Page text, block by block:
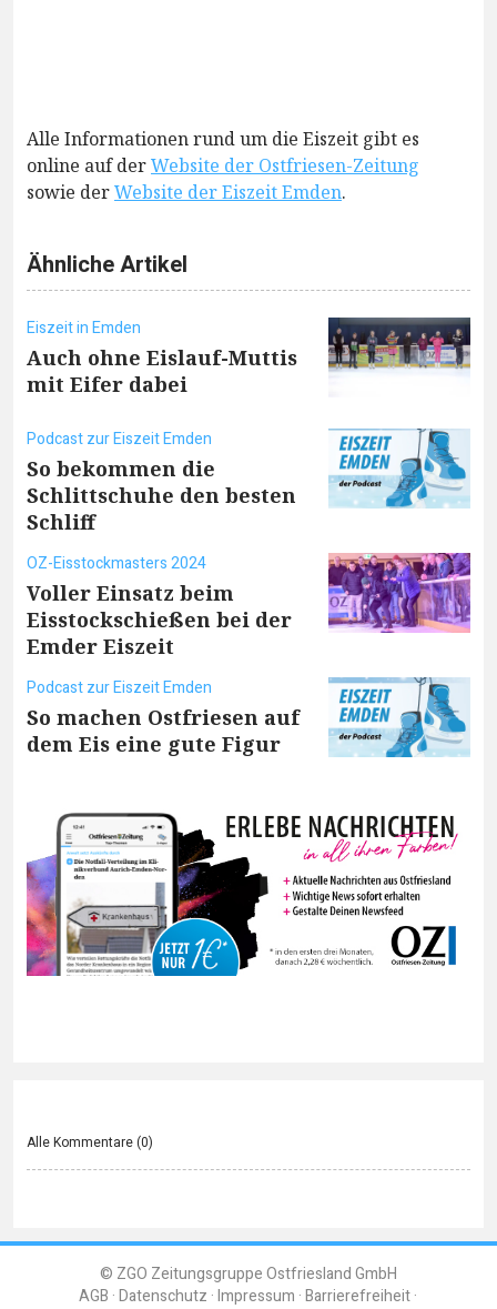
Alle Informationen rund um die Eiszeit gibt es
online auf derWebsite der Ostfriesen-Zeitung
sowie derWebsite der Eiszeit Emden.
Ähnliche Artikel
Eiszeit in Emden
Auch ohne Eislauf-Muttis
mit Eifer dabei
Podcast zur Eiszeit Emden
So bekommen die
Schlittschuhe den besten
Schliff
OZ-Eisstockmasters 2024
Voller Einsatz beim
Eisstockschießen bei der
Emder Eiszeit
Podcast zur Eiszeit Emden
So machen Ostfriesen auf
dem Eis eine gute Figur
Alle Kommentare (0)
© ZGO Zeitungsgruppe Ostfriesland GmbH
AGB Datenschutz Impressum Barrierefreiheit